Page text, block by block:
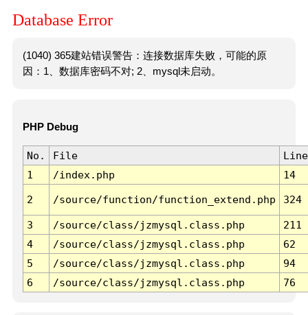
Database Error
(1040) 365建站错误警告：连接数据库失败，可能的原
因：1、数据库密码不对; 2、mysql未启动。
PHP Debug
No. File
Line
1
/index.php 14
2 /source/function/function_extend.php 324
3 /source/class/jzmysql.class.php
211
4
/source/class/jzmysql.class.php
62
5
/source/class/jzmysql.class.php
94
6
/source/class/jzmysql.class.php 76